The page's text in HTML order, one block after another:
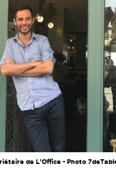
de L'Office - Photo